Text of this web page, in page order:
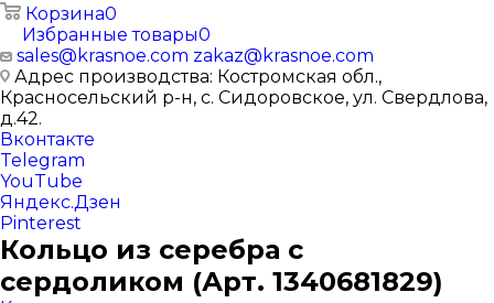
Корзина0
Избранные товары0
sales@krasnoe.com zakaz@krasnoe.com
Адрес производства: Костромская обл.,
Красносельский р-н, с. Сидоровское, ул. Свердлова,
д.42.
Вконтакте
Telegram
YouTube
Яндекс.Дзен
Pinterest
Кольцо из серебра с
сердоликом (Арт. 1340681829)